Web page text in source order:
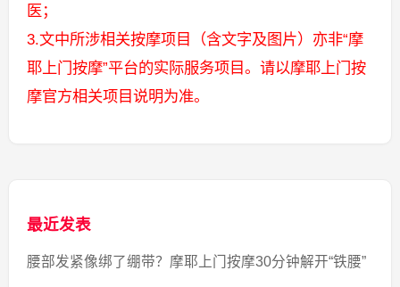
医；
3.文中所涉相关按摩项目（含文字及图片）亦非“摩
耶上门按摩”平台的实际服务项目。请以摩耶上门按
摩官方相关项目说明为准。
最近发表
腰部发紧像绑了绷带？摩耶上门按摩30分钟解开“铁腰”